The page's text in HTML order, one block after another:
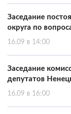
Заседание
округа по
16.09 в 14:00
Заседание
депутатов
16.09 в 16:00